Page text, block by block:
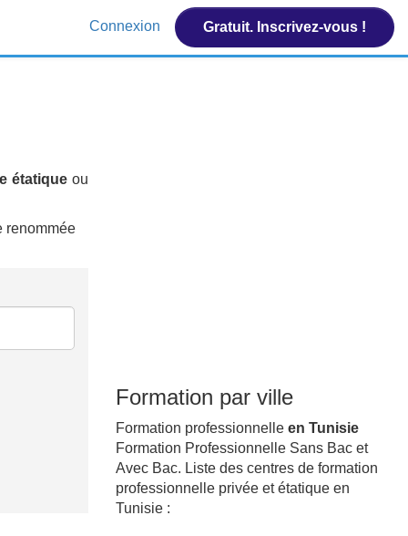
Connexion Gratuit. Inscrivez-vous !
étatiqueou
renommée
Formation par ville
Formation professionnelle en Tunisie
Formation Professionnelle Sans Bac et
Avec Bac. Liste des centres de formation
professionnelle privée et étatique en
Tunisie :